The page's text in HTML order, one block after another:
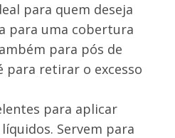
para quem deseja
para uma cobertura
para pós de
para retirar o excesso
para aplicar
Servem para